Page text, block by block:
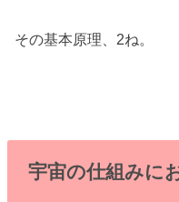
その基本原理、2ね。
宇宙の仕組みに